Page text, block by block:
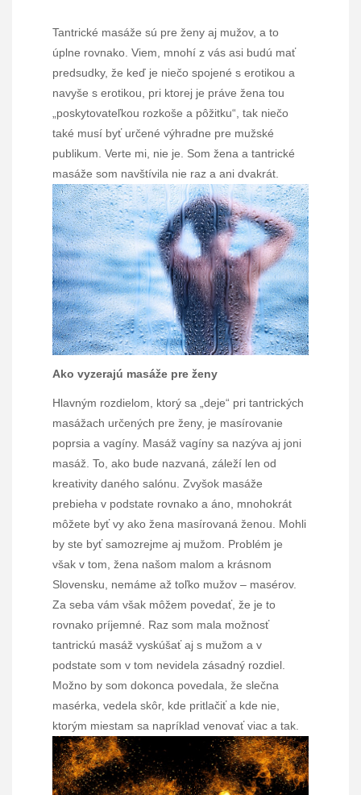
Tantrické masáže sú pre ženy aj mužov, a to
úplne rovnako. Viem, mnohí z vás asi budú mať
predsudky, že keď je niečo spojené s erotikou a
navyše s erotikou, pri ktorej je práve žena tou
„poskytovateľkou rozkoše a pôžitku“, tak niečo
také musí byť určené výhradne pre mužské
publikum. Verte mi, nie je. Som žena a tantrické
masáže som navštívila nie raz a ani dvakrát.
Ako vyzerajú masáže pre ženy
Hlavným rozdielom, ktorý sa „deje“ pri tantrických
masážach určených pre ženy, je masírovanie
poprsia a vagíny. Masáž vagíny sa nazýva aj joni
masáž. To, ako bude nazvaná, záleží len od
kreativity daného salónu. Zvyšok masáže
prebieha v podstate rovnako a áno, mnohokrát
môžete byť vy ako žena masírovaná ženou. Mohli
by ste byť samozrejme aj mužom. Problém je
však v tom, žena našom malom a krásnom
Slovensku, nemáme až toľko mužov – masérov.
Za seba vám však môžem povedať, že je to
rovnako príjemné. Raz som mala možnosť
tantrickú masáž vyskúšať aj s mužom a v
podstate som v tom nevidela zásadný rozdiel.
Možno by som dokonca povedala, že slečna
masérka, vedela skôr, kde pritlačiť a kde nie,
ktorým miestam sa napríklad venovať viac a tak.